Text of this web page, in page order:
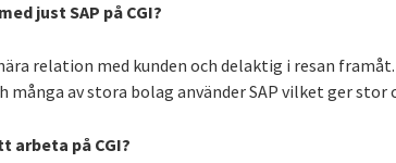
just SAP på CGI?
relation med kunden och delaktig i resan
många av stora bolag använder SAP vilket ger
arbeta på CGI?